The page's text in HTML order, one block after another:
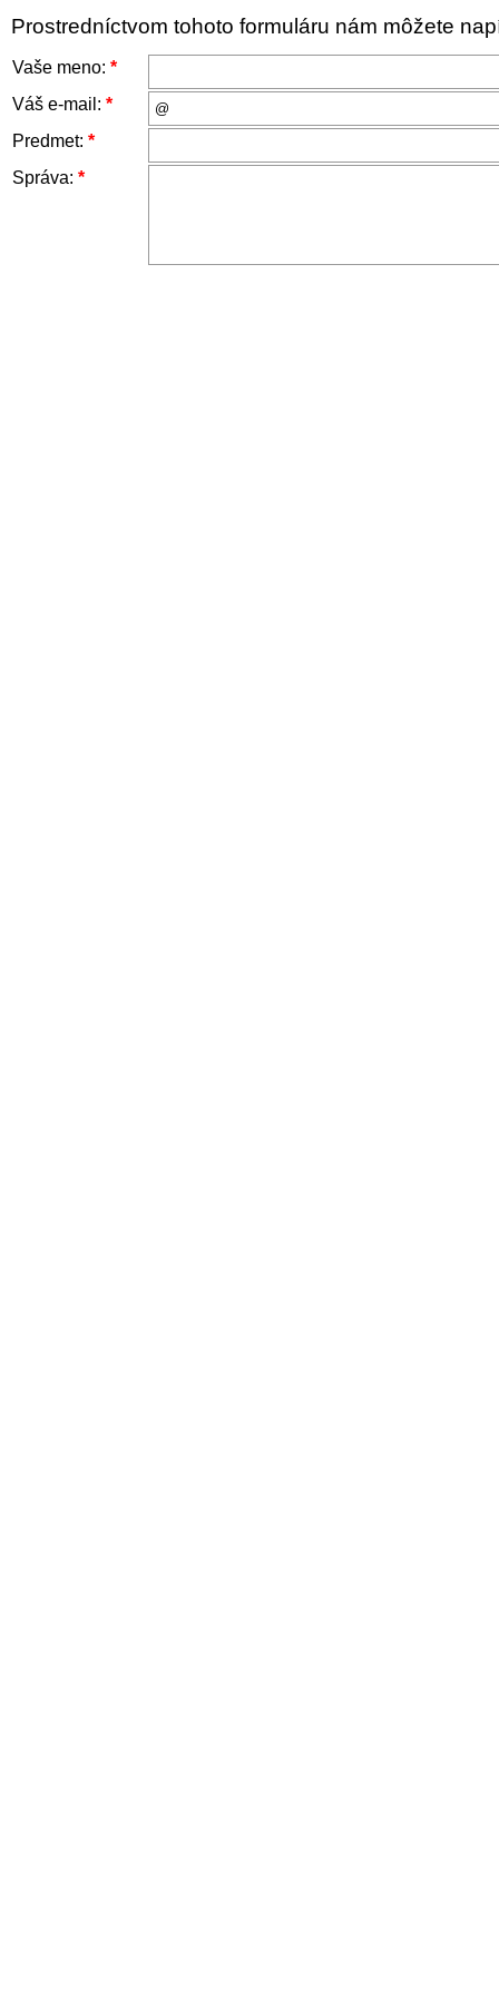
Prostredníctvom tohoto formuláru nám môžete
Vaše meno: *
Váš e-mail: *
Predmet: *
Správa: *